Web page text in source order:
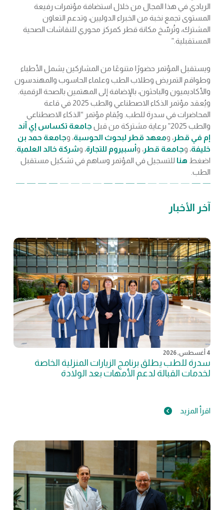
الريادي في هذا المجال من خلال استضافة مؤتمرات رفيعة
المستوى تجمع نخبة من الخبراء الدوليين، وتدعم التعاون
المشترك، وتُرسّخ مكانة قطر كمركز محوري للنقاشات الصحية
المستقبلية.”
ويستقبل المؤتمر حضورًا متنوعًا من المشاركين يشمل الأطباء
وطواقم التمريض وطلاب الطب وعلماء الحاسوب والمهندسون
والأكاديميون والباحثون، بالإضافة إلى المهتمين بالصحة الرقمية.
ويُعقد مؤتمر الذكاء الاصطناعي والطب 2025 في قاعة
المحاضرات في سدرة للطب. ويُقام مؤتمر “الذكاء الاصطناعي
والطب 2025” برعاية مشتركة من قبل
جامعة تكساس إي آند
إم في قطر، ومعهد قطر لبحوث الحوسبة، وجامعة حمد بن
خليفة، وجامعة قطر، وأسبيروم للتجارة، وشركة خالد العلمية
اضغط هنا للتسجيل في المؤتمر وساهم في تشكيل مستقبل
الطب.
آخر الأخبار
4 أغسطس, 2026
سدرة للطب يطلق برنامج الزيارات المنزلية الخاصة
لخدمات القبالة لدعم الأمهات بعد الولادة
اقرأ المزيد